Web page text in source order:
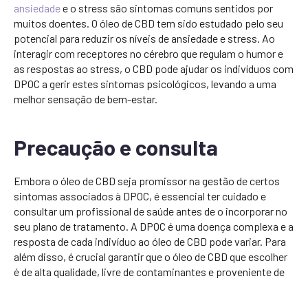
ansiedadee o stress são sintomas comuns sentidos por
muitos doentes. O óleo de CBD tem sido estudado pelo seu
potencial para reduzir os níveis de ansiedade e stress. Ao
interagir com receptores no cérebro que regulam o humor e
as respostas ao stress, o CBD pode ajudar os indivíduos com
DPOC a gerir estes sintomas psicológicos, levando a uma
melhor sensação de bem-estar.
Precaução e consulta
Embora o óleo de CBD seja promissor na gestão de certos
sintomas associados à DPOC, é essencial ter cuidado e
consultar um profissional de saúde antes de o incorporar no
seu plano de tratamento. A DPOC é uma doença complexa e a
resposta de cada indivíduo ao óleo de CBD pode variar. Para
além disso, é crucial garantir que o óleo de CBD que escolher
é de alta qualidade, livre de contaminantes e proveniente de